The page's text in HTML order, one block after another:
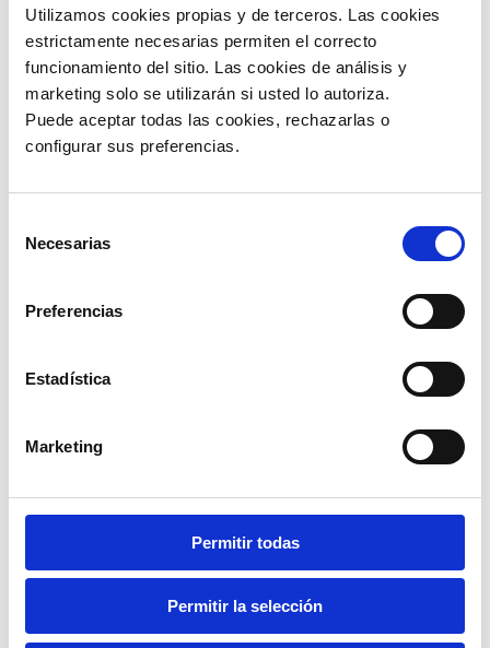
Utilizamos cookies propias y de terceros. Las cookies
estrictamente necesarias permiten el correcto
funcionamiento del sitio. Las cookies de análisis y
marketing solo se utilizarán si usted lo autoriza.
Puede aceptar todas las cookies, rechazarlas o
configurar sus preferencias.
Necesarias
Preferencias
Estadística
Marketing
Permitir todas
Permitir la selección
Hay que tener presente, sin embargo, que, en caso
de requerir un agente de servicios para verificar la
facturación, específicamente respecto al llenado
de los requisitos, los horarios establecidos por la
entidad son los siguientes:
Lunes a viernes, de 08:00 a. m. a 7:00 p. m.
Sábados, de 08:00 a. m. a 12 p. m.
DIAN, resaltó el camino recorrido para “romper
barreras”. También recordó que
“los únicos datos
electrónica son: nombre o razón social, cédula o NIT
y correo electrónico».
que, si aún no cuentas con Facturación Electrónica
para tu negocio o deseas cambiar de proveedor,
Si deseas conocer más sobre esta modalidad, te
en las que te presentamos estos temas:
Facturación Electrónica para transacciones que
superen los 5 UVT en Colombiay
GuruSoft Colombia , te traemos la mejor
información, para que siempre estés al día con
aquella información que necesitas conocer.